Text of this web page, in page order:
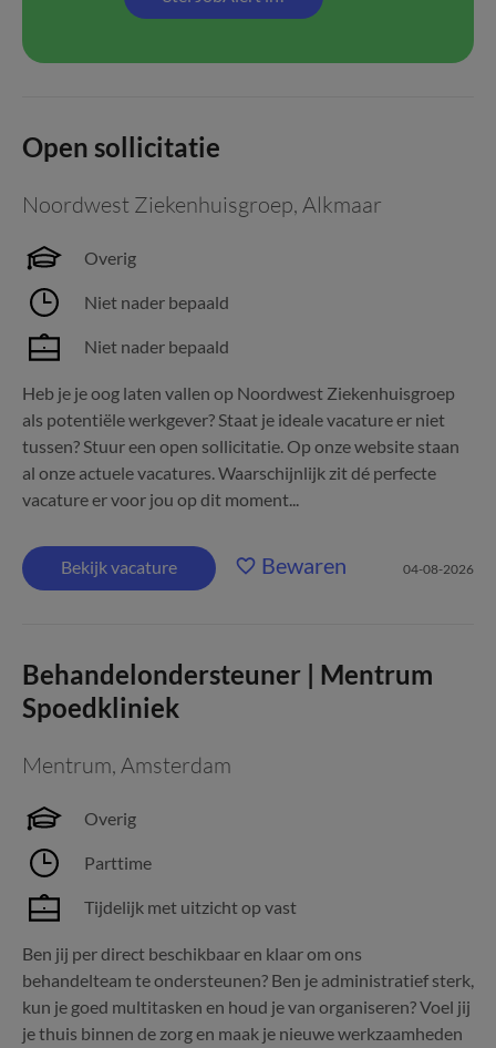
Open sollicitatie
Noordwest Ziekenhuisgroep, Alkmaar
Overig
Niet nader bepaald
Niet nader bepaald
Heb je je oog laten vallen op Noordwest Ziekenhuisgroep
als potentiële werkgever? Staat je ideale vacature er niet
tussen? Stuur een open sollicitatie. Op onze website staan
al onze actuele vacatures. Waarschijnlijk zit dé perfecte
vacature er voor jou op dit moment...
Bekijk vacature Bewaren 04-08-2026
Behandelondersteuner | Mentrum
Spoedkliniek
Mentrum, Amsterdam
Overig
Parttime
Tijdelijk met uitzicht op vast
Ben jij per direct beschikbaar en klaar om ons
behandelteam te ondersteunen? Ben je administratief sterk,
kun je goed multitasken en houd je van organiseren? Voel jij
je thuis binnen de zorg en maak je nieuwe werkzaamheden